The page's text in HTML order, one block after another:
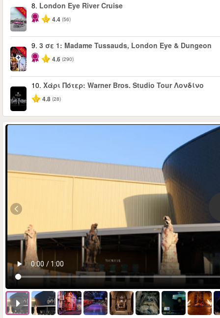
-10%
8. London Eye River Cruise
4.4 (56)
-30%
9. 3 σε 1: Madame Tussauds, London Eye & Dungeon
4.6 (290)
10. Χάρι Πότερ: Warner Bros. Studio Tour Λονδίνο
4.8 (28)